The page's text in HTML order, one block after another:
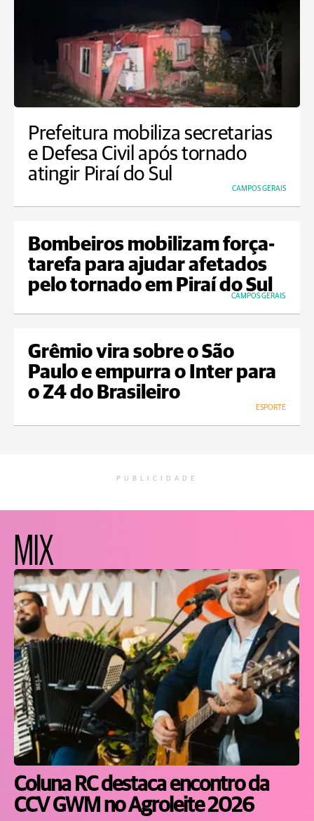
Prefeitura mobiliza secretarias
e Defesa Civil após tornado
atingir Piraí do Sul
CAMPOS GERAIS
Bombeiros mobilizam força-
tarefa para ajudar afetados
pelo tornado em Piraí do Sul
CAMPOS GERAIS
Grêmio vira sobre o São
Paulo e empurra o Inter para
o Z4 do Brasileiro
ESPORTE
PUBLICIDADE
MIX
Coluna RC destaca encontro da
CCV GWM no Agroleite 2026